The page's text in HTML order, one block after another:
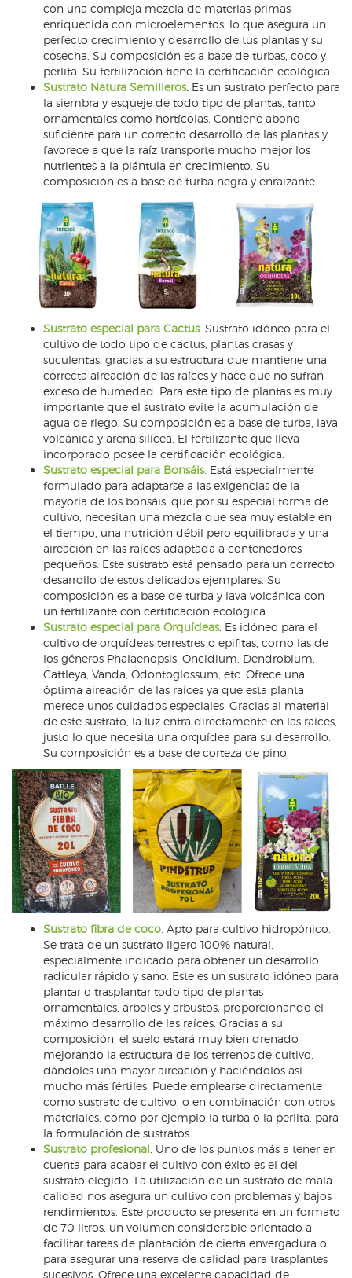
con una compleja mezcla de materias primas
enriquecida con microelementos, lo que asegura un
perfecto crecimiento y desarrollo de tus plantas y su
cosecha. Su composición es a base de turbas, coco y
perlita. Su fertilización tiene la certificación ecológica.
Sustrato Natura Semilleros. Es un sustrato perfecto para
la siembra y esqueje de todo tipo de plantas, tanto
ornamentales como hortícolas. Contiene abono
suficiente para un correcto desarrollo de las plantas y
favorece a que la raíz transporte mucho mejor los
nutrientes a la plántula en crecimiento. Su
composición es a base de turba negra y enraizante.
Sustrato especial para Cactus. Sustrato idóneo para el
cultivo de todo tipo de cactus, plantas crasas y
suculentas, gracias a su estructura que mantiene una
correcta aireación de las raíces y hace que no sufran
exceso de humedad. Para este tipo de plantas es muy
importante que el sustrato evite la acumulación de
agua de riego. Su composición es a base de turba, lava
volcánica y arena silícea. El fertilizante que lleva
incorporado posee la certificación ecológica.
Sustrato especial para Bonsáis. Está especialmente
formulado para adaptarse a las exigencias de la
mayoría de los bonsáis, que por su especial forma de
cultivo, necesitan una mezcla que sea muy estable en
el tiempo, una nutrición débil pero equilibrada y una
aireación en las raíces adaptada a contenedores
pequeños. Este sustrato está pensado para un correcto
desarrollo de estos delicados ejemplares. Su
composición es a base de turba y lava volcánica con
un fertilizante con certificación ecológica.
Sustrato especial para Orquídeas. Es idóneo para el
cultivo de orquídeas terrestres o epifitas, como las de
los géneros Phalaenopsis, Oncidium, Dendrobium,
Cattleya, Vanda, Odontoglossum, etc. Ofrece una
óptima aireación de las raíces ya que esta planta
merece unos cuidados especiales. Gracias al material
de este sustrato, la luz entra directamente en las raíces,
justo lo que necesita una orquídea para su desarrollo.
Su composición es a base de corteza de pino.
Sustrato fibra de coco . Apto para cultivo hidropónico.
Se trata de un sustrato ligero 100% natural,
especialmente indicado para obtener un desarrollo
radicular rápido y sano. Este es un sustrato idóneo para
plantar o trasplantar todo tipo de plantas
ornamentales, árboles y arbustos, proporcionando el
máximo desarrollo de las raíces. Gracias a su
composición, el suelo estará muy bien drenado
mejorando la estructura de los terrenos de cultivo,
dándoles una mayor aireación y haciéndolos así
mucho más fértiles. Puede emplearse directamente
como sustrato de cultivo, o en combinación con otros
materiales, como por ejemplo la turba o la perlita, para
la formulación de sustratos.
Sustrato profesional . Uno de los puntos más a tener en
cuenta para acabar el cultivo con éxito es el del
sustrato elegido. La utilización de un sustrato de mala
calidad nos asegura un cultivo con problemas y bajos
rendimientos. Este producto se presenta en un formato
de 70 litros, un volumen considerable orientado a
facilitar tareas de plantación de cierta envergadura o
para asegurar una reserva de calidad para trasplantes
sucesivos. Ofrece una excelente capacidad de